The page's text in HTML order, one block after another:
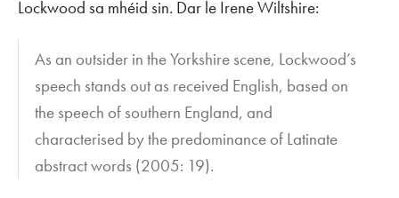
Lockwood sa mhéid sin. Dar le Irene Wiltshire:
As an outsider in the Yorkshire scene, Lockwood’s
speech stands out as received English, based on
the speech of southern England, and
characterised by the predominance of Latinate
abstract words (2005: 19).